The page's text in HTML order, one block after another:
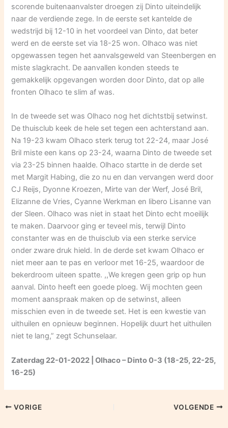
scorende buitenaanvalster droegen zij Dinto uiteindelijk
naar de verdiende zege. In de eerste set kantelde de
wedstrijd bij 12-10 in het voordeel van Dinto, dat beter
werd en de eerste set via 18-25 won. Olhaco was niet
opgewassen tegen het aanvalsgeweld van Steenbergen en
miste slagkracht. De aanvallen konden steeds te
gemakkelijk opgevangen worden door Dinto, dat op alle
fronten Olhaco te slim af was.
In de tweede set was Olhaco nog het dichtstbij setwinst.
De thuisclub keek de hele set tegen een achterstand aan.
Na 19-23 kwam Olhaco sterk terug tot 22-24, maar José
Bril miste een kans op 23-24, waarna Dinto de tweede set
via 23-25 binnen haalde. Olhaco startte in de derde set
met Margit Habing, die zo nu en dan vervangen werd door
CJ Reijs, Dyonne Kroezen, Mirte van der Werf, José Bril,
Elizanne de Vries, Cyanne Werkman en libero Lisanne van
der Sleen. Olhaco was niet in staat het Dinto echt moeilijk
te maken. Daarvoor ging er teveel mis, terwijl Dinto
constanter was en de thuisclub via een sterke service
onder zware druk hield. In de derde set kwam Olhaco er
niet meer aan te pas en verloor met 16-25, waardoor de
bekerdroom uiteen spatte. ,,We kregen geen grip op hun
aanval. Dinto heeft een goede ploeg. Wij mochten geen
moment aanspraak maken op de setwinst, alleen
misschien even in de tweede set. Het is een kwestie van
uithuilen en opnieuw beginnen. Hopelijk duurt het uithuilen
niet te lang,” zegt Schunselaar.
Zaterdag 22-01-2022 | Olhaco – Dinto 0-3 (18-25, 22-25,
16-25)
VORIGE VOLGENDE